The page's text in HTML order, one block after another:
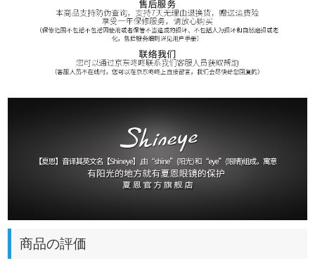
商品の評価